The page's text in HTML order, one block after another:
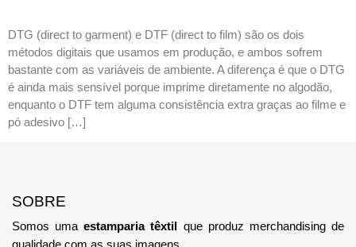
DTG (direct to garment) e DTF (direct to film) são os dois
métodos digitais que usamos em produção, e ambos sofrem
bastante com as variáveis de ambiente. A diferença é que o DTG
é ainda mais sensível porque imprime diretamente no algodão,
enquanto o DTF tem alguma consistência extra graças ao filme e
pó adesivo […]
SOBRE
Somos umaestamparia têxtil que produz merchandising de
qualidade com as suas imagens.